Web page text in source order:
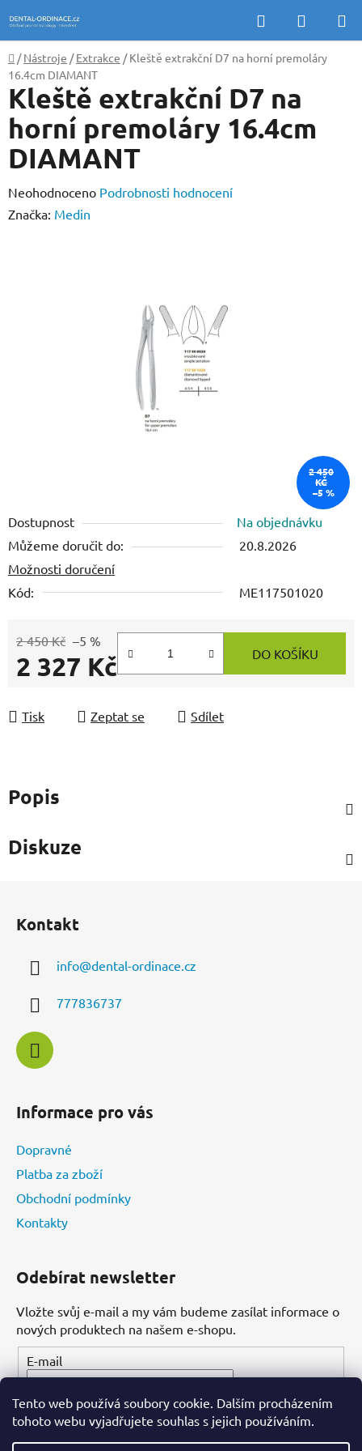
Tento web používá soubory cookie. Dalším procházením
tohoto webu vyjadřujete souhlas s jejich používáním.
na
obsah
Hledat
KOŠÍK
Domů
/ Nástroje / Extrakce / Kleště extrakční D7 na horní premoláry
16.4cm DIAMANT
Dostupnost
Na objednávku
Můžeme doručit do:
20.8.2026
Možnosti doručení
Kód:
ME117501020
2 450 Kč –5 %
2 327 Kč DO KOŠÍKU
Tisk Zeptat se Sdílet
Kleště extrakční D7 na
horní premoláry 16.4cm
DIAMANT
Průměrné
hodnocení
Neohodnoceno Podrobnosti hodnocení
Značka: Medin
2 450
KČ
–5 %
Popis
Diskuze
Kontakt
info@dental-ordinace.cz
777836737
Informace pro vás
Dopravné
Platba za zboží
Obchodní podmínky
Kontakty
Odebírat newsletter
Vložte svůj e-mail a my vám budeme zasílat informace o
nových produktech na našem e-shopu.
E-mail
PŘIHLÁSIT SE